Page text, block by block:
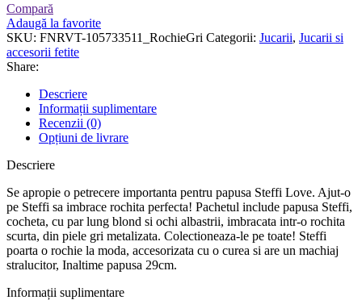
Compară
Adaugă la favorite
SKU: FNRVT-105733511_RochieGri Categorii: Jucarii, Jucarii si
accesorii fetite
Share:
Descriere
Informații suplimentare
Recenzii (0)
Opțiuni de livrare
Descriere
Se apropie o petrecere importanta pentru papusa Steffi Love. Ajut-o
pe Steffi sa imbrace rochita perfecta! Pachetul include papusa Steffi,
cocheta, cu par lung blond si ochi albastrii, imbracata intr-o rochita
scurta, din piele gri metalizata. Colectioneaza-le pe toate! Steffi
poarta o rochie la moda, accesorizata cu o curea si are un machiaj
stralucitor, Inaltime papusa 29cm.
Informații suplimentare